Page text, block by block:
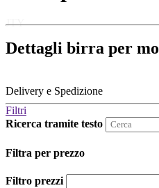
JTY
Dettagli birra per
Delivery e Spedizione
Filtri
Ricerca tramite testo
Filtra per prezzo
Filtro prezzi